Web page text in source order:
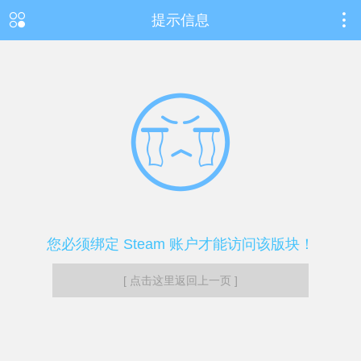
提示信息
您必须绑定 Steam 账户才能访问该版块！
[ 点击这里返回上一页 ]